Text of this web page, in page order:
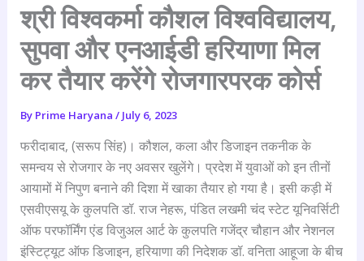
श्री विश्वकर्मा कौशल विश्वविद्यालय,
सुपवा और एनआईडी हरियाणा मिल
कर तैयार करेंगे रोजगारपरक कोर्स
By Prime Haryana / July 6, 2023
फरीदाबाद, (सरूप सिंह)। कौशल, कला और डिजाइन तकनीक के
समन्वय से रोजगार के नए अवसर खुलेंगे। प्रदेश में युवाओं को इन तीनों
आयामों में निपुण बनाने की दिशा में खाका तैयार हो गया है। इसी कड़ी में
एसवीएसयू के कुलपति डॉ. राज नेहरू, पंडित लखमी चंद स्टेट यूनिवर्सिटी
ऑफ परफॉर्मिंग एंड विजुअल आर्ट के कुलपति गजेंद्र चौहान और नेशनल
इंस्टिट्यूट ऑफ डिजाइन, हरियाणा की निदेशक डॉ. वनिता आहूजा के बीच